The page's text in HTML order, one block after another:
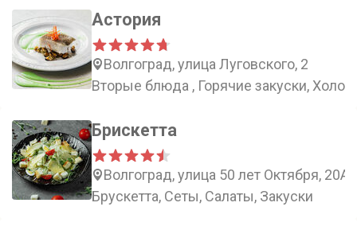
Астория
Волгоград, улица Луговского, 2
Вторые блюда , Горячие закуски,
Брискетта
Волгоград, улица 50 лет Октября, 20А
Брускетта, Сеты, Салаты, Закуски